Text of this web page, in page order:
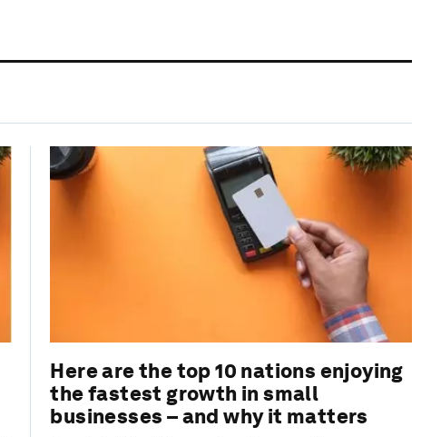
Here are the top 10 nations enjoying
the fastest growth in small
businesses – and why it matters